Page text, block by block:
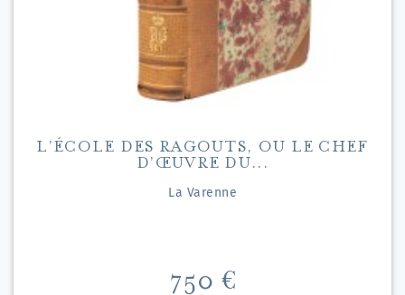
L’ÉCOLE DES RAGOUTS, OU LE CHEF
D’ŒUVRE DU...
La Varenne
Preis
750 €